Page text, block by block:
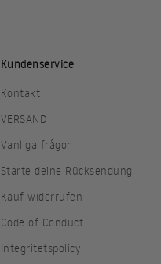
Kundenservice
Kontakt
VERSAND
Vanliga frågor
Starte deine Rücksendung
Kauf widerrufen
Code of Conduct
Integritetspolicy